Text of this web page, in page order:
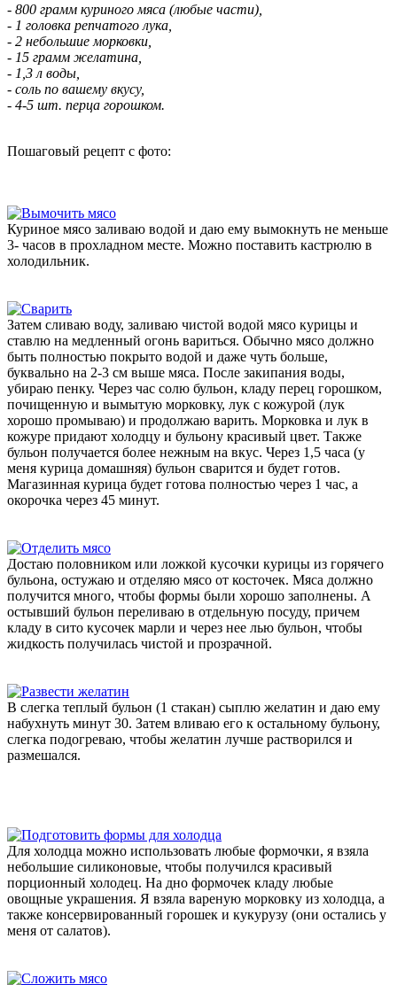
- 800 грамм куриного мяса (любые части),
- 1 головка репчатого лука,
- 2 небольшие морковки,
- 15 грамм желатина,
- 1,3 л воды,
- соль по вашему вкусу,
- 4-5 шт. перца горошком.
Пошаговый рецепт с фото:
Куриное мясо заливаю водой и даю ему вымокнуть не меньше
3- часов в прохладном месте. Можно поставить кастрюлю в
холодильник.
Затем сливаю воду, заливаю чистой водой мясо курицы и
ставлю на медленный огонь вариться. Обычно мясо должно
быть полностью покрыто водой и даже чуть больше,
буквально на 2-3 см выше мяса. После закипания воды,
убираю пенку. Через час солю бульон, кладу перец горошком,
почищенную и вымытую морковку, лук с кожурой (лук
хорошо промываю) и продолжаю варить. Морковка и лук в
кожуре придают холодцу и бульону красивый цвет. Также
бульон получается более нежным на вкус. Через 1,5 часа (у
меня курица домашняя) бульон сварится и будет готов.
Магазинная курица будет готова полностью через 1 час, а
окорочка через 45 минут.
Достаю половником или ложкой кусочки курицы из горячего
бульона, остужаю и отделяю мясо от косточек. Мяса должно
получится много, чтобы формы были хорошо заполнены. А
остывший бульон переливаю в отдельную посуду, причем
кладу в сито кусочек марли и через нее лью бульон, чтобы
жидкость получилась чистой и прозрачной.
В слегка теплый бульон (1 стакан) сыплю желатин и даю ему
набухнуть минут 30. Затем вливаю его к остальному бульону,
слегка подогреваю, чтобы желатин лучше растворился и
размешался.
Для холодца можно использовать любые формочки, я взяла
небольшие силиконовые, чтобы получился красивый
порционный холодец. На дно формочек кладу любые
овощные украшения. Я взяла вареную морковку из холодца, а
также консервированный горошек и кукурузу (они остались у
меня от салатов).